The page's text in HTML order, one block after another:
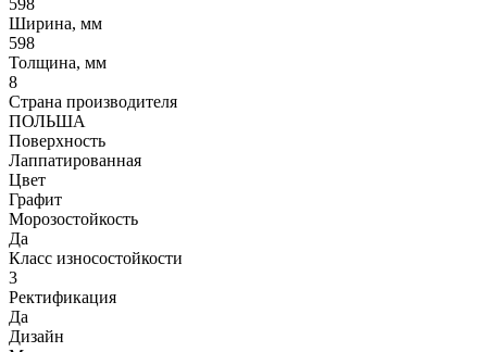
Ширина, мм
598
Толщина, мм
8
Страна производителя
ПОЛЬША
Поверхность
Лаппатированная
Цвет
Графит
Морозостойкость
Да
Класс износостойкости
3
Ректификация
Да
Дизайн